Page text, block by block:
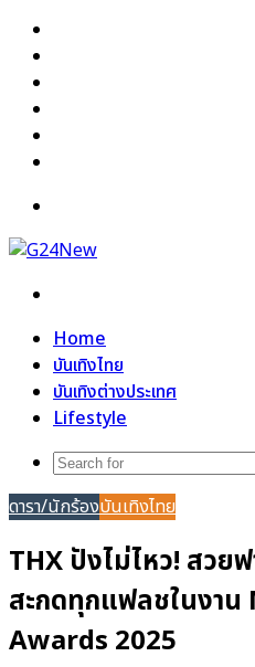
Home
บันเทิงไทย
บันเทิงต่างประเทศ
Lifestyle
ดารา/นักร้องบันเทิงไทย
THX ปังไม่ไหว! สว
สะกดทุกแฟลชในงา
Awards 2025